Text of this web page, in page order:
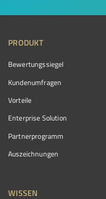
PRODUKT
Bewertungssiegel
Kundenumfragen
Vorteile
Enterprise Solution
Partnerprogramm
Auszeichnungen
WISSEN